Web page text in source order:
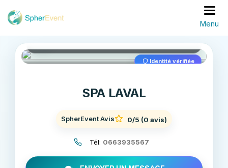
Identité vérifiée
SPA LAVAL
SpherEvent Avis 0/5 (0 avis)
Tél: 0663935567